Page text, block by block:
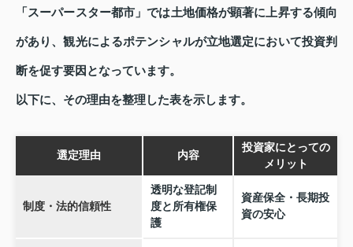
「スーパースター都市」では土地価格が顕著に上昇する傾向
があり、観光によるポテンシャルが立地選定において投資判
断を促す要因となっています。
以下に、その理由を整理した表を示します。
選定理由 内容
投資家にとっての
メリット
制度・法的信頼性
透明な登記制
度と所有権保
護
資産保全・長期投
資の安心